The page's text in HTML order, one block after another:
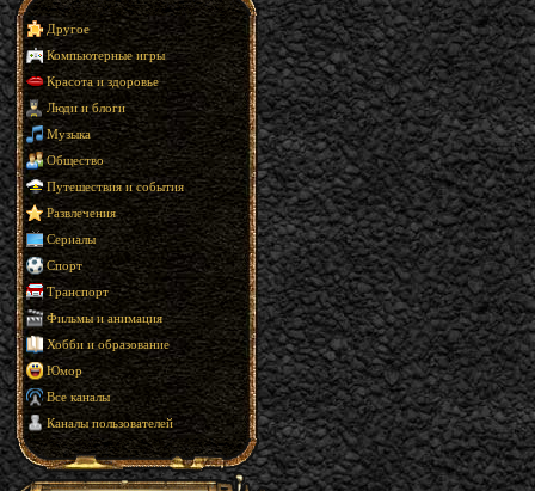
Другое
Компьютерные игры
Красота и здоровье
Люди и блоги
Музыка
Общество
Путешествия и события
Развлечения
Сериалы
Спорт
Транспорт
Фильмы и анимация
Хобби и образование
Юмор
Все каналы
Каналы пользователей